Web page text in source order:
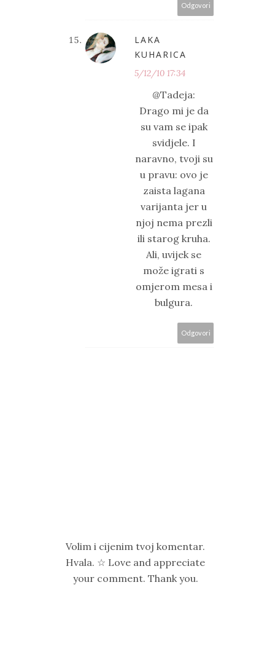
Odgovori
LAKA
KUHARICA
5/12/10 17:34
@Tadeja:
Drago mi je da
su vam se ipak
svidjele. I
naravno, tvoji su
u pravu: ovo je
zaista lagana
varijanta jer u
njoj nema prezli
ili starog kruha.
Ali, uvijek se
može igrati s
omjerom mesa i
bulgura.
Odgovori
Volim i cijenim tvoj komentar.
Hvala. ☆ Love and appreciate
your comment. Thank you.